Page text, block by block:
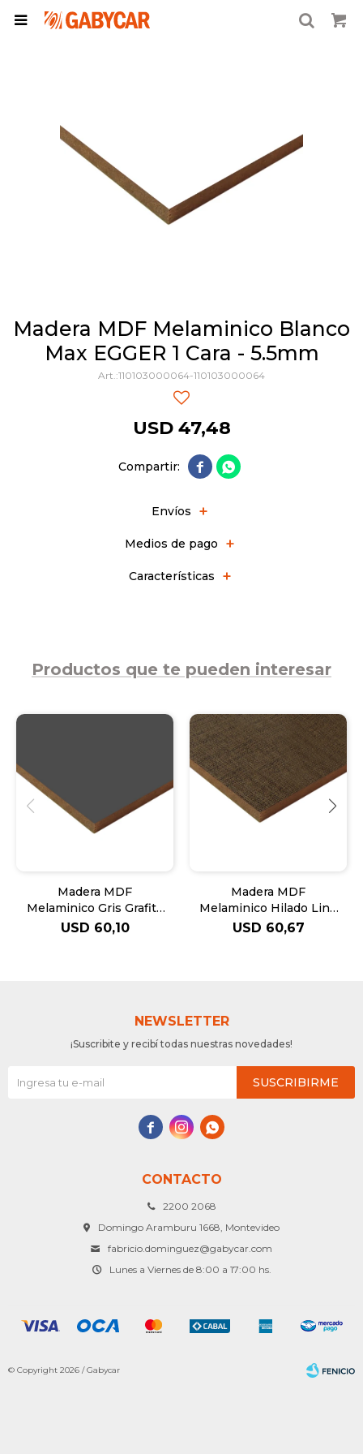

Madera MDF Melaminico Blanco
Max EGGER 1 Cara - 5.5mm
110103000064-110103000064
USD 47,48
 
Envíos
Medios de pago
Características
Productos que te pueden interesar
Madera MDF
Melaminico Gris Grafito
1Car Arauco - 5.5mm
USD 60,10
Madera MDF
Melaminico Hilado Lino
Terra - 5.5mm
USD 60,67
CONTACTO
2200 2068
Domingo Aramburu 1668, Montevideo
fabricio.dominguez@gabycar.com
Lunes a Viernes de 8:00 a 17:00 hs.
NEWSLETTER
¡Suscribite y recibí todas nuestras novedades!
SUSCRIBIRME
  
© Copyright 2026 / Gabycar